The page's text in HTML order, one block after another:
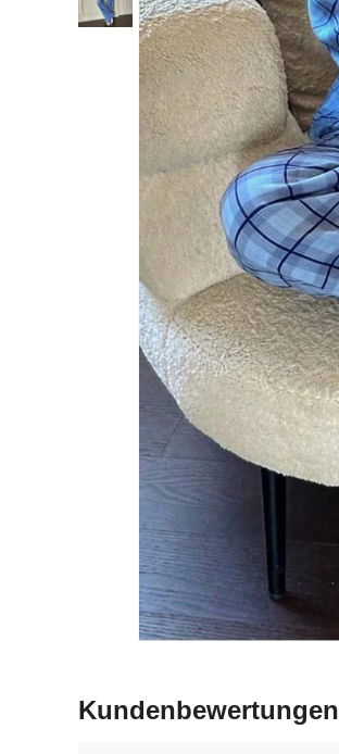
Kundenbewertungen